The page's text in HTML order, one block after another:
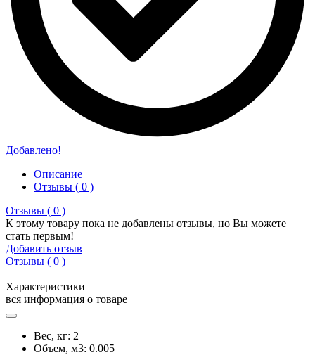
Добавлено!
Описание
Отзывы ( 0 )
Отзывы ( 0 )
К этому товару пока не добавлены отзывы, но Вы можете
стать первым!
Добавить отзыв
Отзывы ( 0 )
Характеристики
вся информация о товаре
Вес, кг: 2
Объем, м3: 0.005